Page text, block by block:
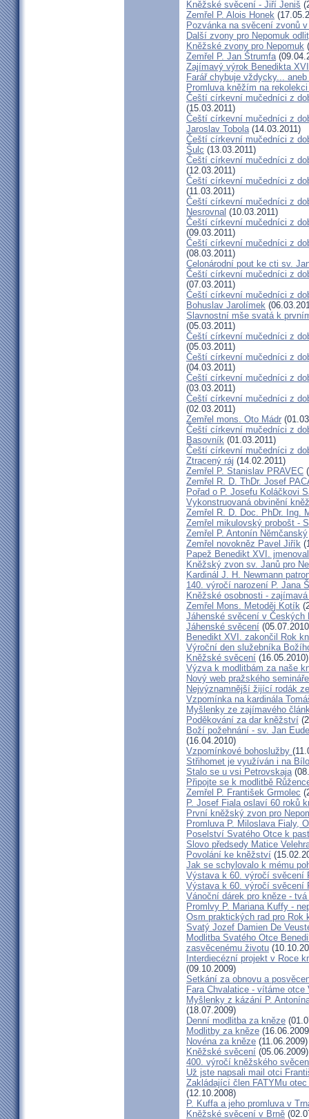
Kněžské svěcení - Jiří Jeniš
Zemřel P. Alois Honek
Pozvánka na svěcení zvonů
Další zvony pro Nepomuk
Kněžské zvony pro Nepomuk
Zemřel P. Jan Štrumfa
Zajímavý výrok Benedikta
Farář chybuje vždycky...
Promluva kněžím na
Čeští církevní mučedníci z
(15.03.2011)
Čeští církevní mučedníci z
Jaroslav Tobola(14.03.2011)
Čeští církevní mučedníci z
Šulc (13.03.2011)
Čeští církevní mučedníci z
(12.03.2011)
Čeští církevní mučedníci z
(11.03.2011)
Čeští církevní mučedníci z
Nesrovnal (10.03.2011)
Čeští církevní mučedníci z
(09.03.2011)
Čeští církevní mučedníci z
(08.03.2011)
Celonárodní pout ke cti sv.
Čeští církevní mučedníci z
(07.03.2011)
Čeští církevní mučedníci z
Bohuslav Jarolímek
Slavnostní mše svatá k
(05.03.2011)
Čeští církevní mučedníci z
(05.03.2011)
Čeští církevní mučedníci z
(04.03.2011)
Čeští církevní mučedníci z
(03.03.2011)
Čeští církevní mučedníci z
(02.03.2011)
Zemřel mons. Oto Mádr
Čeští církevní mučedníci z
Basovník (01.03.2011)
Čeští církevní mučedníci z
Ztracený ráj (14.02.2011)
Zemřel P. Stanislav PRAVEC
Zemřel R. D. ThDr. Josef
Pořad o P. Josefu Koláčkovi
Vykonstruovaná obvinění
Zemřel R. D. Doc. PhDr. Ing.
Zemřel mikulovský probošt -
Zemřel P. Antonín Němčanský
Zemřel novokněz Pavel Jiřík
Papež Benedikt XVI.
Kněžský zvon sv. Janů pro
Kardinál J. H. Newmann
140. výročí narození P. Jana
Kněžské osobnosti -
Zemřel Mons. Metoděj Kotík
Jáhenské svěcení v Českých
Jáhenské svěcení
Benedikt XVI. zakončil Rok
Výroční den služebníka
Kněžské svěcení (16.05.2010)
Výzva k modlitbám za naše
Nový web pražského semináře
Nejvýznamnější žijící rodák
Vzpomínka na kardinála
Myšlenky ze zajímavého
Poděkování za dar kněžství
Boží požehnání - sv. Jan
(16.04.2010)
Vzpomínkové bohoslužby
Střihomet je využíván i na
Stalo se u vsi Petrovskaja
Připojte se k modlitbě
Zemřel P. František Grmolec
P. Josef Fiala oslaví 60 roků
První kněžský zvon pro
Promluva P. Miloslava Fialy,
Poselství Svatého Otce k
Slovo předsedy Matice
Povolání ke kněžství
Jak se schylovalo k mému
Výstava k 60. výročí svěcení
Výstava k 60. výročí svěcení
Vánoční dárek pro kněze - tvá
Promlvy P. Mariana Kuffy -
Osm praktických rad pro Rok
Svatý Jozef Damien De
Modlitba Svatého Otce
zasvěcenému životu
Interdiecézní projekt v Roce
(09.10.2009)
Setkání za obnovu a
Fara Chvalatice - vítáme otce
Myšlenky z kázání P.
(18.07.2009)
Denní modlitba za kněze
Modlitby za kněze
Novéna za kněze (11.06.2009)
Kněžské svěcení (05.06.2009)
400. výročí kněžského
Už jste napsali mail otci
Zakládající člen FATYMu
(12.10.2008)
P. Kuffa a jeho promluva v
Kněžské svěcení v Brně